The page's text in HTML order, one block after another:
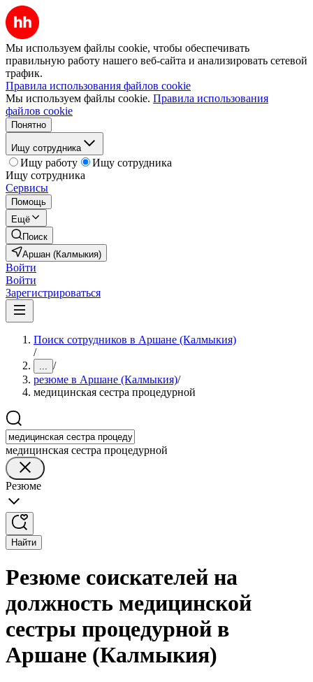
Мы используем файлы cookie, чтобы обеспечивать
правильную работу нашего веб-сайта и анализировать сетевой
трафик.
Правила использования файлов cookie
Мы используем файлы cookie. Правила использования
файлов cookie
Понятно
Ищу сотрудника
Ищу работу
Ищу сотрудника
Ищу сотрудника
Сервисы
Помощь
Ещё
Поиск
Аршан (Калмыкия)
Войти
Войти
Зарегистрироваться
Поиск сотрудников в Аршане (Калмыкия)
/
... /
резюме в Аршане (Калмыкия)/
медицинская сестра процедурной
медицинская сестра процедурной
Резюме
Найти
Резюме соискателей на
должность медицинской
сестры процедурной в
Аршане (Калмыкия)